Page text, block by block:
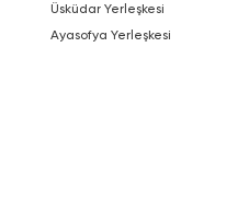
Üsküdar Yerleşkesi
Ayasofya Yerleşkesi